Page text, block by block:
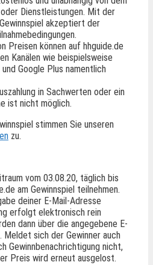
oder Dienstleistungen. Mit der
akzeptiert der
Preisen können auf hhguide.de
Kanälen wie beispielsweise
Google Plus namentlich
in Sachwerten oder ein
ist nicht möglich.
stimmen Sie unseren
zu.
vom 03.08.20, täglich bis
am Gewinnspiel teilnehmen.
deiner E-Mail-Adresse
erfolgt elektronisch rein
dann über die angegebene E-
sich der Gewinner auch
Gewinnbenachrichtigung nicht,
Preis wird erneut ausgelost.